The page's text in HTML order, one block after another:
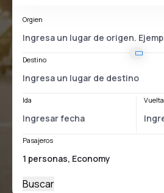
Orgien
Destino
Ida Vuelta
Pasajeros
Buscar